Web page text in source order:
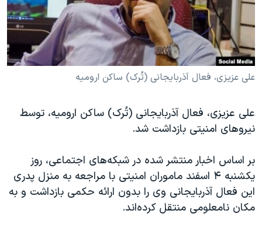
فرهنگ و زندگی
حقوق شهروندی
اقتصادی
علم و فناوری
گالری عکس
آرشیو پخش زنده
مستندها
انتخابات ریاست جمهوری آمریکا ۲۰۲۴
حمله جمهوری اسلامی به اسرائیل
رمز مهسا
اعتراضات زن، زندگی، آزادی
مجموعه مستندهای دادخواهی
تریبونال مردمی آبان ۹۸
دادگاه حمید نوری
چهل سال گروگان‌گیری
دنبال کنید
علی عزیزی، فعال آذربایجانی (تُرک) ساکن ارومیه
علی عزیزی، فعال آذربایجانی (تُرک) ساکن ارومیه، توسط
نیروهای امنیتی بازداشت شد.
بر اساس اخبار منتشر شده در شبکه‌های اجتماعی، روز
یکشنبه ۴ اسفند ماموران امنیتی با مراجعه به منزل پدری
این فعال آذربایجانی وی را بدون ارائه حکمی بازداشت و به
مکان نامعلومی منتقل کرده‌اند.